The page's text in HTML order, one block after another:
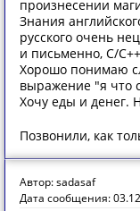
произнесении
Знания
русского очень
и письменно, C/
Хорошо понимаю
выражение "я что
Хочу еды и денег.
Позвонили, как
Автор: sadasaf
Дата сообщения: